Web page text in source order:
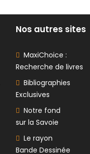
Nos autres sites
MaxiChoice :
Recherche de livres
Bibliographies
Exclusives
Notre fond
sur la Savoie
Le rayon
Bande Dessinée